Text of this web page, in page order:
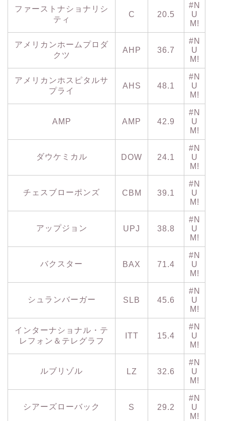
ファーストナショナリシ
ティ
C 20.5
#N
U
M!
アメリカンホームプロダ
クツ
AHP 36.7
#N
U
M!
アメリカンホスピタルサ
プライ
AHS 48.1
#N
U
M!
AMP AMP 42.9
#N
U
M!
ダウケミカル DOW 24.1
#N
U
M!
チェスブローポンズ CBM 39.1
#N
U
M!
アップジョン UPJ 38.8
#N
U
M!
バクスター BAX 71.4
#N
U
M!
シュランバーガー SLB 45.6
#N
U
M!
インターナショナル・テ
レフォン＆テレグラフ
ITT 15.4
#N
U
M!
ルブリゾル LZ 32.6
#N
U
M!
シアーズローバック S 29.2
#N
U
M!